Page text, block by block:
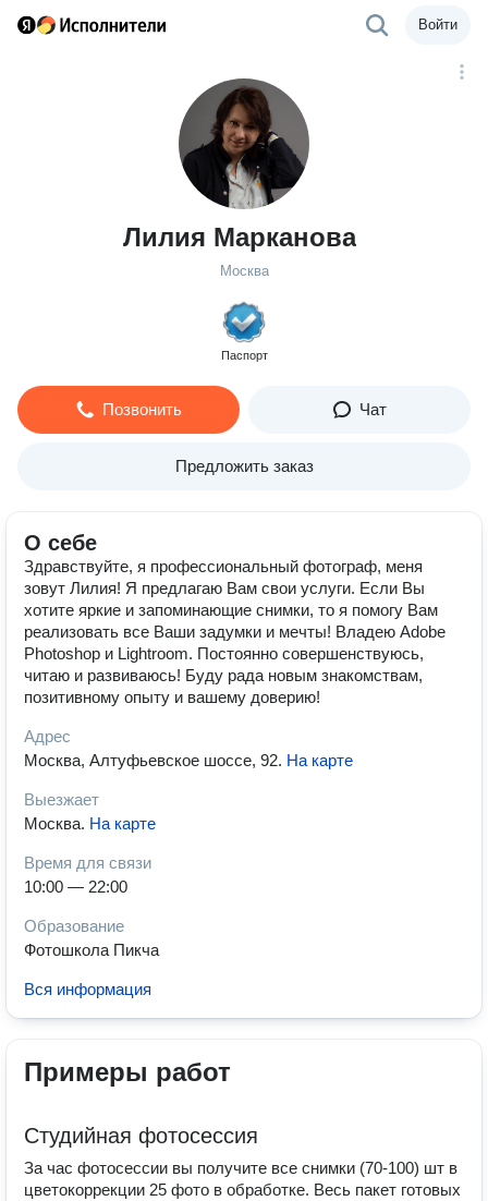
Войти
Лилия Марканова
Москва
Паспорт
Позвонить Чат
Предложить заказ
О себе
Здравствуйте, я профессиональный фотограф, меня
зовут Лилия! Я предлагаю Вам свои услуги. Если Вы
хотите яркие и запоминающие снимки, то я помогу Вам
реализовать все Ваши задумки и мечты! Владею Adobe
Photoshop и Lightroom. Постоянно совершенствуюсь,
читаю и развиваюсь! Буду рада новым знакомствам,
позитивному опыту и вашему доверию!
Адрес
Москва, Алтуфьевское шоссе, 92. На карте
Выезжает
Москва. На карте
Время для связи
10:00 — 22:00
Образование
Фотошкола Пикча
Вся информация
Примеры работ
Студийная фотосессия
За час фотосессии вы получите все снимки (70-100) шт в
цветокоррекции 25 фото в обработке. Весь пакет готовых